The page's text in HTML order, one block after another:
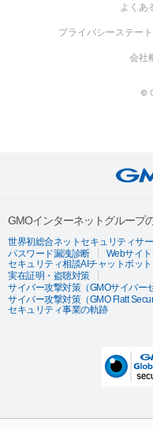
よくあ
プライバシーステー
会社
©
GMOインターネットグループ
世界初総合ネットセキュリティサ
パスワード漏洩診断
Webサイ
セキュリティ相談AIチャットボット
実在証明・盗聴対策
サイバー攻撃対策（GMOサイバー
サイバー攻撃対策（GMO Flatt
セキュリティ事業の軌跡